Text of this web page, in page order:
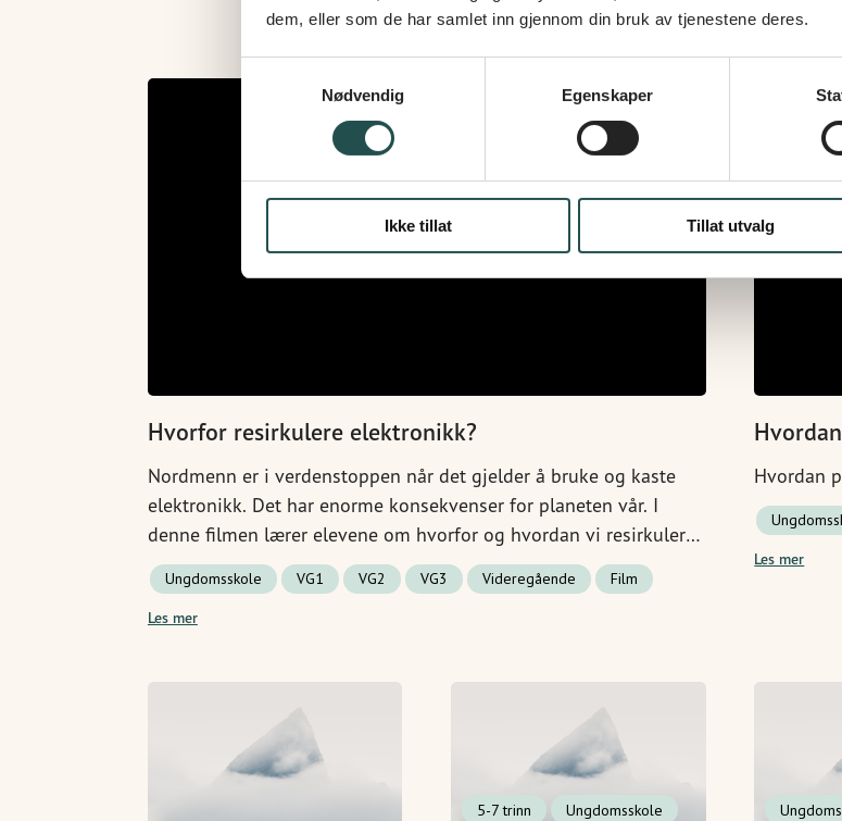
dem, eller som de har samlet inn gjennom din bruk av tjenestene deres.
Nødvendig
Egenskaper
Ikke tillat Tillat utvalg
Les mer
Hvorfor resirkulere elektronikk?
Nordmenn er i verdenstoppen når det gjelder å bruke og kaste
elektronikk. Det har enorme konsekvenser for planeten vår. I
denne filmen lærer elevene om hvorfor og hvordan vi resirkulerer
elektronikk, og de blir utfordret til å reflektere over eget forbruk.
Er de villige til å endre det?
Ungdomsskole VG1 VG2 VG3 Videregående
Film
Les mer
Hvordan
Les mer
5-7 trinn
Ungdomsskole